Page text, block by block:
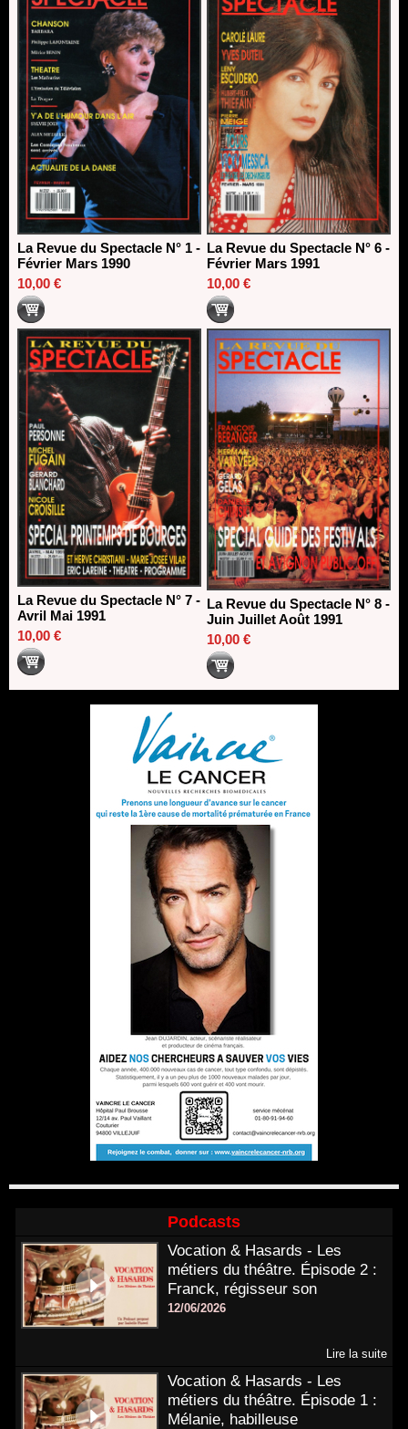
La Revue du Spectacle N° 1 -
Février Mars 1990
10,00 €
La Revue du Spectacle N° 6 -
Février Mars 1991
10,00 €
La Revue du Spectacle N° 7 -
Avril Mai 1991
10,00 €
La Revue du Spectacle N° 8 -
Juin Juillet Août 1991
10,00 €
Podcasts
Vocation & Hasards - Les
métiers du théâtre. Épisode 2 :
Franck, régisseur son
12/06/2026
Lire la suite
Vocation & Hasards - Les
métiers du théâtre. Épisode 1 :
Mélanie, habilleuse